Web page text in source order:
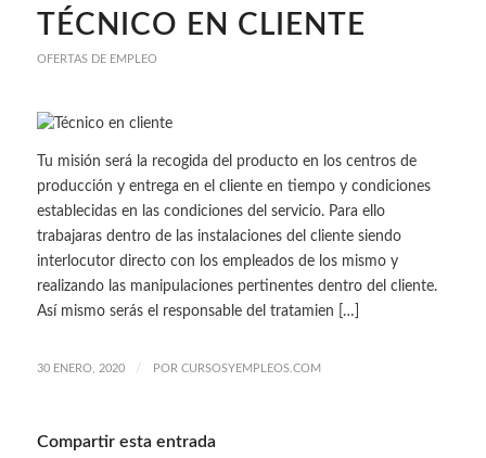
TÉCNICO EN CLIENTE
OFERTAS DE EMPLEO
Tu misión será la recogida del producto en los centros de
producción y entrega en el cliente en tiempo y condiciones
establecidas en las condiciones del servicio. Para ello
trabajaras dentro de las instalaciones del cliente siendo
interlocutor directo con los empleados de los mismo y
realizando las manipulaciones pertinentes dentro del cliente.
Así mismo serás el responsable del tratamien […]
30 ENERO, 2020 / POR CURSOSYEMPLEOS.COM
Compartir esta entrada